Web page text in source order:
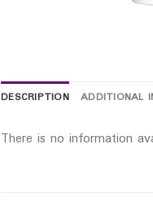
DESCRIPTION ADDITIONAL
There is no information